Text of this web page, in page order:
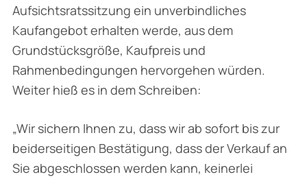
Aufsichtsratssitzung ein unverbindliches
Kaufangebot erhalten werde, aus dem
Grundstücksgröße, Kaufpreis und
Rahmenbedingungen hervorgehen würden.
Weiter hieß es in dem Schreiben:
„Wir sichern Ihnen zu, dass wir ab sofort bis zur
beiderseitigen Bestätigung, dass der Verkauf an
Sie abgeschlossen werden kann, keinerlei